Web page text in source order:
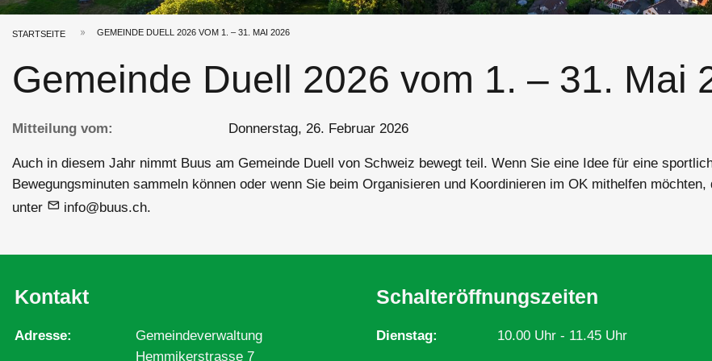
Pfadnavigation
STARTSEITE GEMEINDE DUELL 2026 VOM 1. – 31. MAI 2026
Gemeinde Duell 2026 vom 1. – 31. Mai
Mitteilung vom Donnerstag, 26. Februar 2026
Auch in diesem Jahr nimmt Buus am Gemeinde Duell von Schweiz bewegt teil. Wenn Sie eine Idee für eine
Bewegungsminuten sammeln können oder wenn Sie beim Organisieren und Koordinieren im OK mithelfen
unter
info@buus.ch.
Kontakt
Adresse
Gemeindeverwaltung
Hemmikerstrasse 7
Schalteröffnungszeiten
Dienstag 10.00 Uhr - 11.45 Uhr